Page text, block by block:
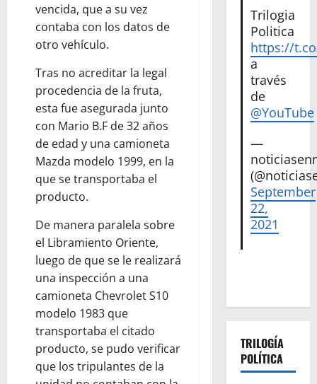
vencida, que a su vez
contaba con los datos de
otro vehículo.
Tras no acreditar la legal
procedencia de la fruta,
esta fue asegurada junto
con Mario B.F de 32 años
de edad y una camioneta
Mazda modelo 1999, en la
que se transportaba el
producto.
De manera paralela sobre
el Libramiento Oriente,
luego de que se le realizará
una inspección a una
camioneta Chevrolet S10
modelo 1983 que
transportaba el citado
producto, se pudo verificar
que los tripulantes de la
Trilogia
Politica
https://
a
través
de
@YouTube
—
September
22,
2021
TRILOGÍA
POLÍTICA